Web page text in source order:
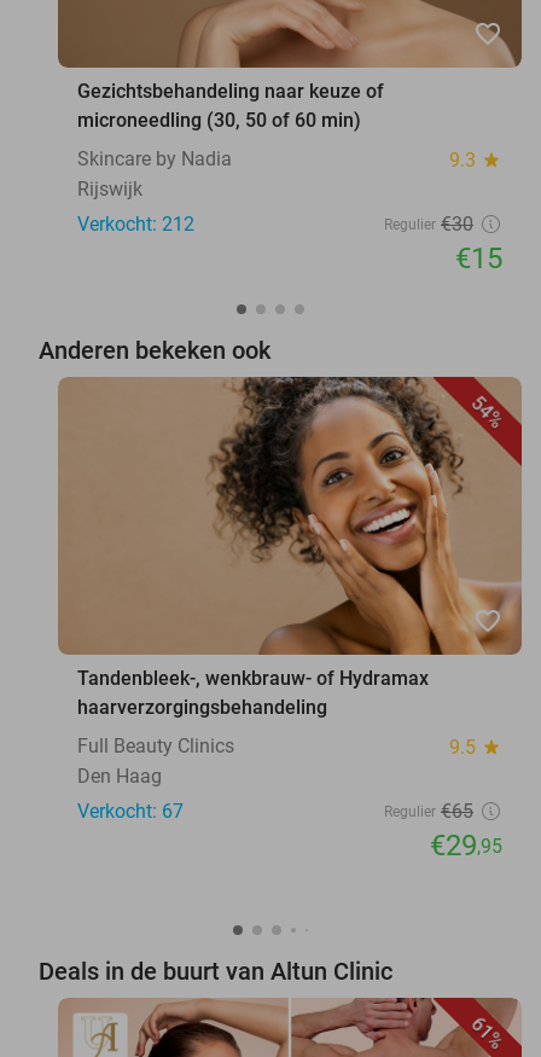
favorite_border
Gezichtsbehandeling naar keuze of
microneedling (30, 50 of 60 min)
Skincare by Nadia
9.3 star
Rijswijk
Verkocht: 212
Regulier €30
€15
Anderen bekeken ook
54%
favorite_border
Tandenbleek-, wenkbrauw- of Hydramax
haarverzorgingsbehandeling
Full Beauty Clinics
9.5 star
Den Haag
Verkocht: 67
Regulier €65
€29,95
Deals in de buurt van Altun Clinic
61%